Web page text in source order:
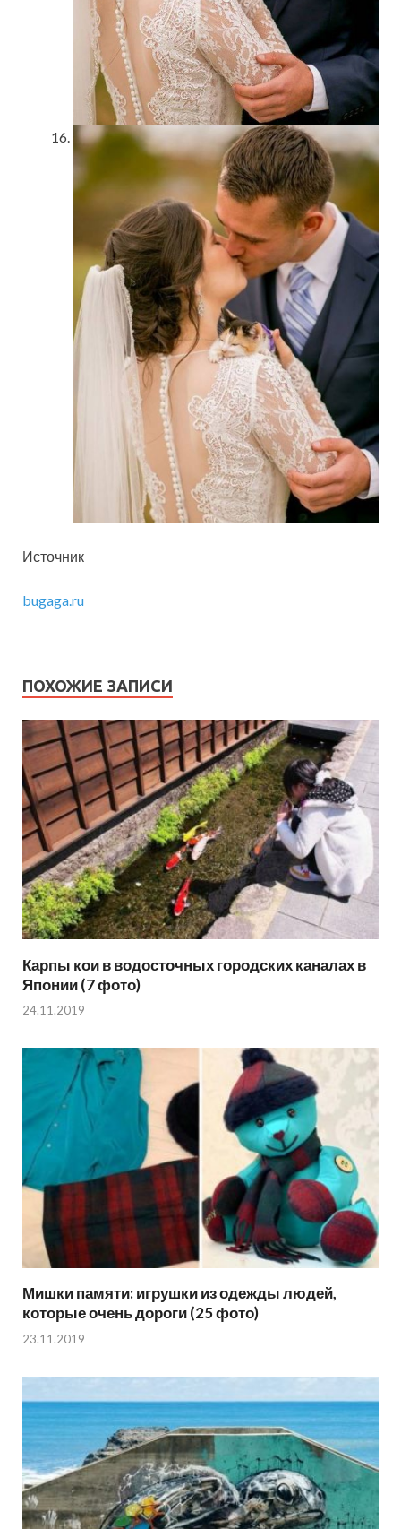
Источник
bugaga.ru
ПОХОЖИЕ ЗАПИСИ
Карпы кои в водосточных городских каналах в
Японии (7 фото)
24.11.2019
Мишки памяти: игрушки из одежды людей,
которые очень дороги (25 фото)
23.11.2019